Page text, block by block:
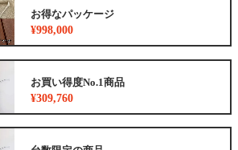
お得なパッケージ
¥998,000
お買い得度No.1商品
¥309,760